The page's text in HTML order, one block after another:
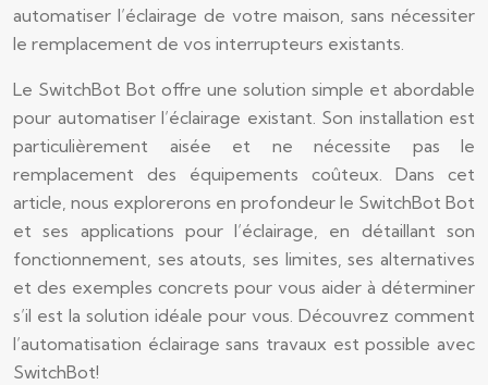
automatiser l’éclairage de votre maison, sans nécessiter
le remplacement de vos interrupteurs existants.
Le SwitchBot Bot offre une solution simple et abordable
pour automatiser l’éclairage existant. Son installation est
particulièrement aisée et ne nécessite pas le
remplacement des équipements coûteux. Dans cet
article, nous explorerons en profondeur le SwitchBot Bot
et ses applications pour l’éclairage, en détaillant son
fonctionnement, ses atouts, ses limites, ses alternatives
et des exemples concrets pour vous aider à déterminer
s’il est la solution idéale pour vous. Découvrez comment
l’automatisation éclairage sans travaux est possible avec
SwitchBot!